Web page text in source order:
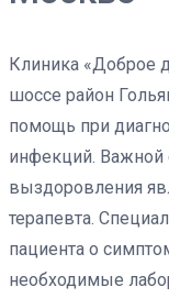
Клиника «Доброе
шоссе район
помощь при
инфекций. Важной
выздоровления
терапевта.
пациента о
необходимые